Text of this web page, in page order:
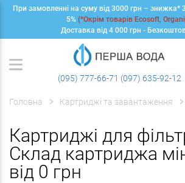
При замовленні на суму від 3000 грн – знижка*
5% (*Окрім товарів Ecosoft,
Доставка від 4 000 грн -
(095) 777-66-71 (097) 635-92-12
Головна Картриджі та завантаження
Картриджі для
Склад картриджа
від 0 грн